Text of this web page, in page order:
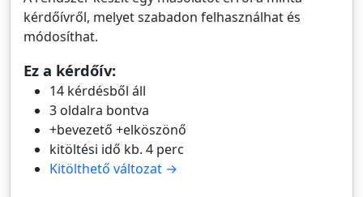
kérdőívről, melyet szabadon felhasználhat és
módosíthat.
Ez a kérdőív:
14 kérdésből áll
3 oldalra bontva
+bevezető +elköszönő
kitöltési idő kb. 4 perc
Kitölthető változat →